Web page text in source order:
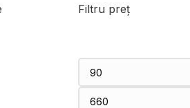
Filtru preț